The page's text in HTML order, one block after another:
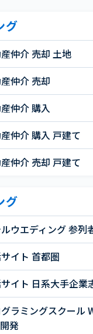
グ
仲介 売却 土地
仲介 売却
仲介 購入
仲介 購入 戸建て
仲介 売却 戸建て
グ
ルウエディング 参列
イト 首都圏
サイト 日系大手企業
グラミングスクール
発